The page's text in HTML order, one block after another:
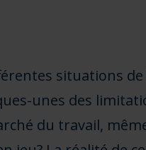
situations
unes des
du travail,